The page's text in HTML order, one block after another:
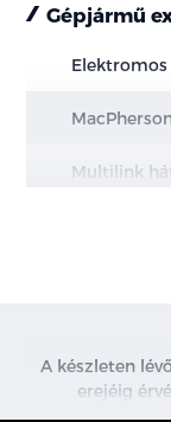
Gépjármű
Multilink
Motor- és
18"-os
A készleten
erejéig
minősülnek